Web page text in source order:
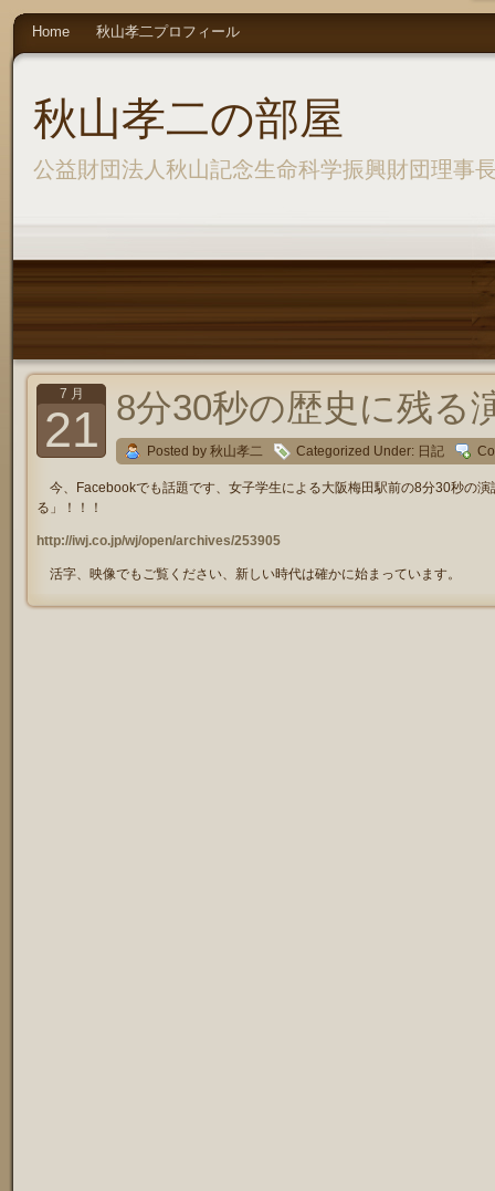
秋山孝二の部屋
公益財団法人秋山記念生命科学振興財団理事
Home 秋山孝二プロフィール
7 月
21 8分30秒の歴史に残る
Posted by 秋山孝二 Categorized Under: 日記
今、Facebookでも話題です、女子学生による大阪梅田駅前の8分30秒の
る」！！！
http://iwj.co.jp/wj/open/archives/253905
活字、映像でもご覧ください、新しい時代は確かに始まっています。